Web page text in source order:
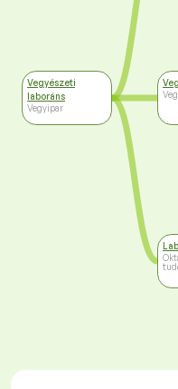
Vegyészeti
laboráns
Vegyipar